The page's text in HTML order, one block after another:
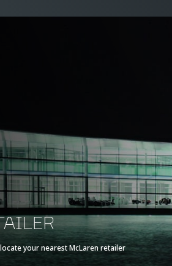
your nearest McLaren retailer